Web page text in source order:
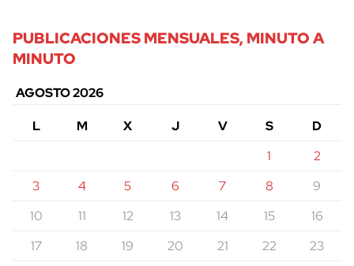
PUBLICACIONES MENSUALES, MINUTO A
MINUTO
AGOSTO 2026
L
M X J V S
D
1
2
3
4 5 6 7 8
9
10
11 12 13 14 15
16
17
18 19 20 21 22
23